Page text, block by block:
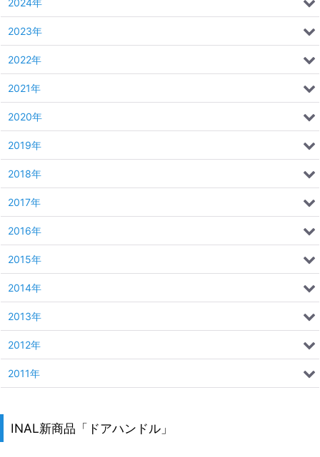
INAL新商品「ドアハンドル」
2024年
2023年
2022年
2021年
2020年
2019年
2018年
2017年
2016年
2015年
2014年
2013年
2012年
2011年